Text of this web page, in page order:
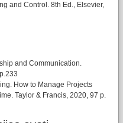
and Control. 8th Ed., Elsevier,
and Communication.
How to Manage Projects
Taylor & Francis, 2020, 97 p.